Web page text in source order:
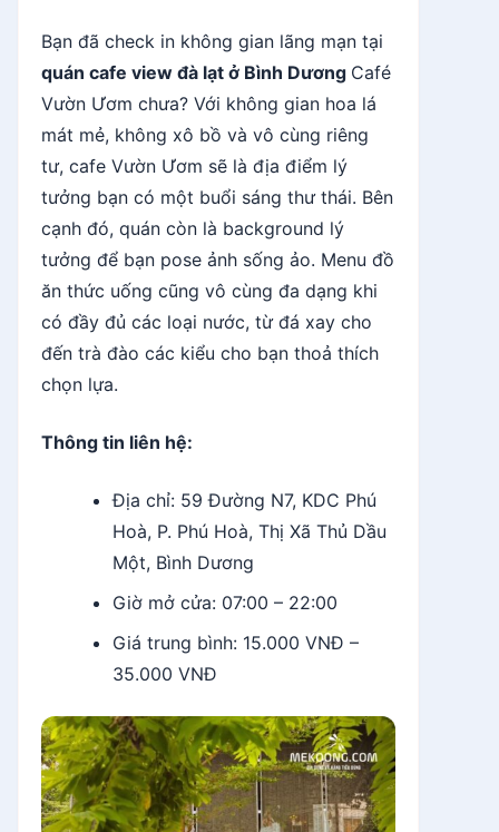
Bạn đã check in không gian lãng mạn tại
quán cafe view đà lạt ở Bình Dương Café
Vườn Ươm chưa? Với không gian hoa lá
mát mẻ, không xô bồ và vô cùng riêng
tư, cafe Vườn Ươm sẽ là địa điểm lý
tưởng bạn có một buổi sáng thư thái. Bên
cạnh đó, quán còn là background lý
tưởng để bạn pose ảnh sống ảo. Menu đồ
ăn thức uống cũng vô cùng đa dạng khi
có đầy đủ các loại nước, từ đá xay cho
đến trà đào các kiểu cho bạn thoả thích
chọn lựa.
Thông tin liên hệ:
Địa chỉ: 59 Đường N7, KDC Phú
Hoà, P. Phú Hoà, Thị Xã Thủ Dầu
Một, Bình Dương
Giờ mở cửa: 07:00 – 22:00
Giá trung bình: 15.000 VNĐ –
35.000 VNĐ